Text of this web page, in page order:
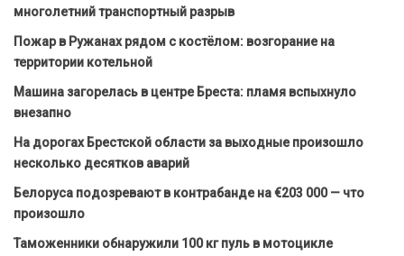
многолетний транспортный разрыв
Пожар в Ружанах рядом с костёлом: возгорание на
территории котельной
Машина загорелась в центре Бреста: пламя вспыхнуло
внезапно
На дорогах Брестской области за выходные произошло
несколько десятков аварий
Белоруса подозревают в контрабанде на €203 000 — что
произошло
Таможенники обнаружили 100 кг пуль в мотоцикле